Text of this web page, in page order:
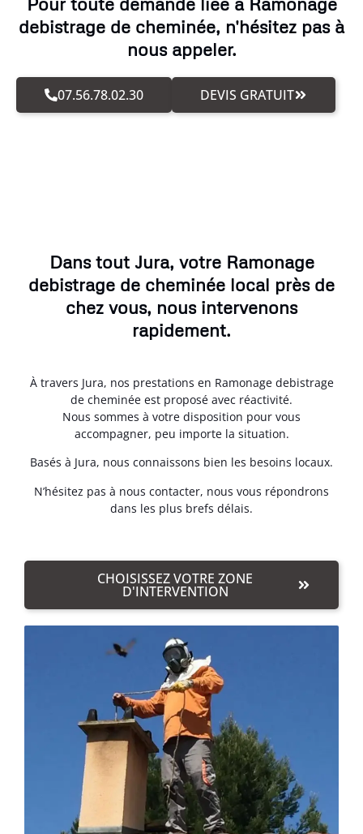
debistrage de cheminée, n'hésitez pas à
nous appeler.
07.56.78.02.30 DEVIS GRATUIT
Dans tout Jura, votre Ramonage
debistrage de cheminée local près de
chez vous, nous intervenons
rapidement.
À travers Jura, nos prestations en Ramonage debistrage
de cheminée est proposé avec réactivité.
Nous sommes à votre disposition pour vous
accompagner, peu importe la situation.
Basés à Jura, nous connaissons bien les besoins locaux.
N’hésitez pas à nous contacter, nous vous répondrons
dans les plus brefs délais.
CHOISISSEZ VOTRE ZONE
D'INTERVENTION